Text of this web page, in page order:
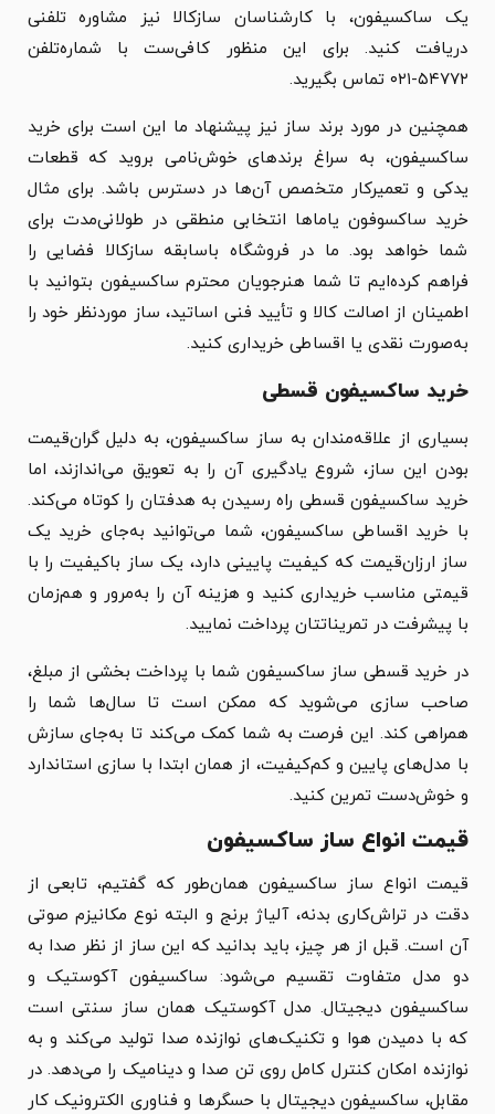
یک ساکسیفون، با کارشناسان سازکالا نیز مشاوره تلفنی
دریافت کنید. برای این منظور کافی‌ست با شماره‌تلفن
۵۴۷۷۲-۰۲۱ تماس بگیرید.
همچنین در مورد برند ساز نیز پیشنهاد ما این است برای خرید
ساکسیفون، به سراغ برندهای خوش‌نامی بروید که قطعات
یدکی و تعمیرکار متخصص آن‌ها در دسترس باشد. برای مثال
خرید ساکسوفون یاماها انتخابی منطقی در طولانی‌مدت برای
شما خواهد بود. ما در فروشگاه باسابقه سازکالا فضایی را
فراهم کرده‌ایم تا شما هنرجویان محترم ساکسیفون بتوانید با
اطمینان از اصالت کالا و تأیید فنی اساتید، ساز موردنظر خود را
به‌صورت نقدی یا اقساطی خریداری کنید.
خرید ساکسیفون قسطی
بسیاری از علاقه‌مندان به ساز ساکسیفون، به دلیل گران‌قیمت
بودن این ساز، شروع یادگیری آن را به تعویق می‌اندازند، اما
خرید ساکسیفون قسطی راه رسیدن به هدفتان را کوتاه می‌کند.
با خرید اقساطی ساکسیفون، شما می‌توانید به‌جای خرید یک
ساز ارزان‌قیمت که کیفیت پایینی دارد، یک ساز باکیفیت را با
قیمتی مناسب خریداری کنید و هزینه آن را به‌مرور و هم‌زمان
با پیشرفت در تمریناتتان پرداخت نمایید.
در خرید قسطی ساز ساکسیفون شما با پرداخت بخشی از مبلغ،
صاحب سازی می‌شوید که ممکن است تا سال‌ها شما را
همراهی کند. این فرصت به شما کمک می‌کند تا به‌جای سازش
با مدل‌های پایین و کم‌کیفیت، از همان ابتدا با سازی استاندارد
و خوش‌دست تمرین کنید.
قیمت انواع ساز ساکسیفون
قیمت انواع ساز ساکسیفون همان‌طور که گفتیم، تابعی از
دقت در تراش‌کاری بدنه، آلیاژ برنج و البته نوع مکانیزم صوتی
آن است. قبل از هر چیز، باید بدانید که این ساز از نظر صدا به
دو مدل متفاوت تقسیم می‌شود: ساکسیفون آکوستیک و
ساکسیفون دیجیتال. مدل آکوستیک همان ساز سنتی است
که با دمیدن هوا و تکنیک‌های نوازنده صدا تولید می‌کند و به
نوازنده امکان کنترل کامل روی تن صدا و دینامیک را می‌دهد. در
مقابل، ساکسیفون دیجیتال با حسگرها و فناوری الکترونیک کار